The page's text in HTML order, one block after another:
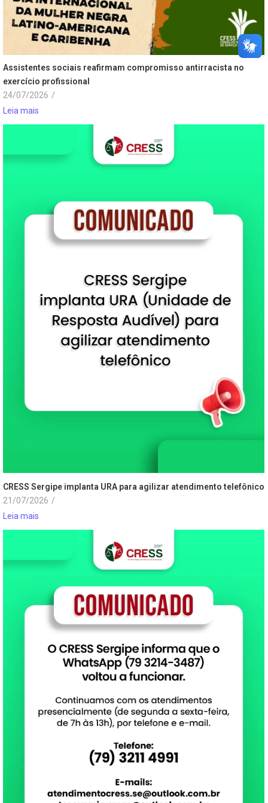
Assistentes sociais reafirmam compromisso antirracista no
exercício profissional
24/07/2026 /
Leia mais
CRESS Sergipe implanta URA para agilizar atendimento telefônico
21/07/2026 /
Leia mais